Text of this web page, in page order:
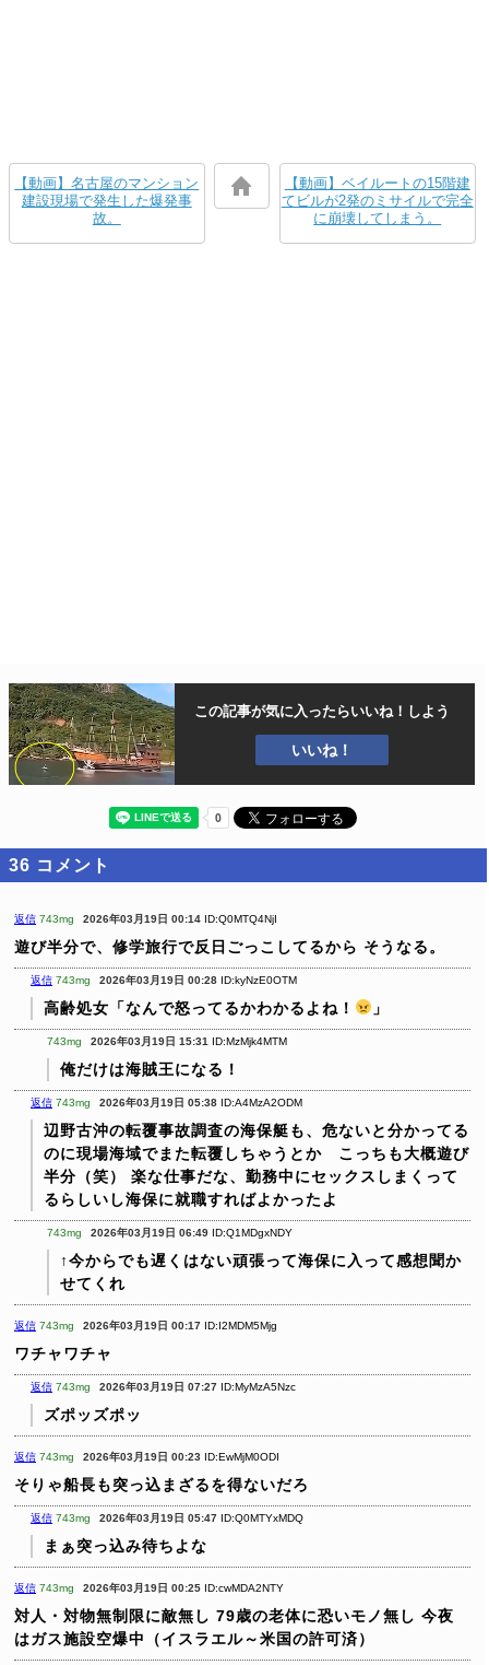
【動画】名古屋のマンション
建設現場で発生した爆発事
故。
【動画】ベイルートの15階建
てビルが2発のミサイルで完全
に崩壊してしまう。
この記事が気に入ったらいいね！しよう
いいね！
36 コメント
返信 743mg 2026年03月19日 00:14 ID:Q0MTQ4NjI
遊び半分で、修学旅行で反日ごっこしてるから そうなる。
返信 743mg 2026年03月19日 00:28 ID:kyNzE0OTM
高齢処女「なんで怒ってるかわかるよね！ 」
743mg 2026年03月19日 15:31 ID:MzMjk4MTM
俺だけは海賊王になる！
返信 743mg 2026年03月19日 05:38 ID:A4MzA2ODM
辺野古沖の転覆事故調査の海保艇も、危ないと分かってる
のに現場海域でまた転覆しちゃうとか こっちも大概遊び
半分（笑）
楽な仕事だな、勤務中にセックスしまくって
るらしいし海保に就職すればよかったよ
743mg 2026年03月19日 06:49 ID:Q1MDgxNDY
↑今からでも遅くはない頑張って海保に入って感想聞か
せてくれ
返信 743mg 2026年03月19日 00:17 ID:I2MDM5Mjg
ワチャワチャ
返信 743mg 2026年03月19日 07:27 ID:MyMzA5Nzc
ズポッズポッ
返信 743mg 2026年03月19日 00:23 ID:EwMjM0ODI
そりゃ船長も突っ込まざるを得ないだろ
返信 743mg 2026年03月19日 05:47 ID:Q0MTYxMDQ
まぁ突っ込み待ちよな
返信 743mg 2026年03月19日 00:25 ID:cwMDA2NTY
対人・対物無制限に敵無し 79歳の老体に恐いモノ無し 今夜
はガス施設空爆中（イスラエル～米国の許可済）